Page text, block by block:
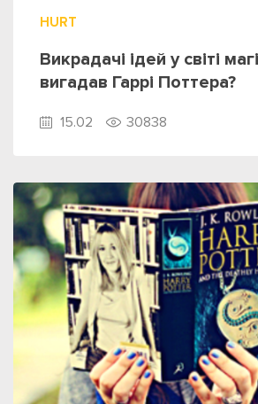
HURT
Викрадачі ідей у світі
вигадав Гаррі Поттера?
15.02 30838